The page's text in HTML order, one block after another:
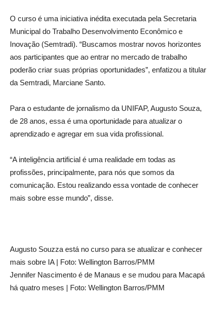
O curso é uma iniciativa inédita executada pela Secretaria
Municipal do Trabalho Desenvolvimento Econômico e
Inovação (Semtradi). “Buscamos mostrar novos horizontes
aos participantes que ao entrar no mercado de trabalho
poderão criar suas próprias oportunidades”, enfatizou a titular
da Semtradi, Marciane Santo.
Para o estudante de jornalismo da UNIFAP, Augusto Souza,
de 28 anos, essa é uma oportunidade para atualizar o
aprendizado e agregar em sua vida profissional.
“A inteligência artificial é uma realidade em todas as
profissões, principalmente, para nós que somos da
comunicação. Estou realizando essa vontade de conhecer
mais sobre esse mundo”, disse.
Augusto Souzza está no curso para se atualizar e conhecer
mais sobre IA | Foto: Wellington Barros/PMM
Jennifer Nascimento é de Manaus e se mudou para Macapá
há quatro meses | Foto: Wellington Barros/PMM